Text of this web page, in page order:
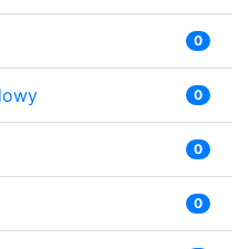
0
0
0
0